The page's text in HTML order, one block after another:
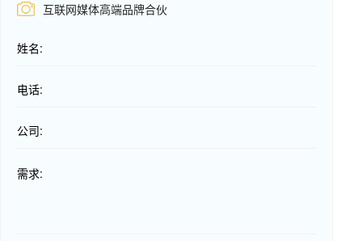
互联网媒体高端品牌合伙
姓名:
电话:
公司:
需求: